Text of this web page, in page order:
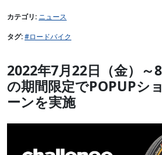
カテゴリ: ニュース
タグ:#ロードバイク
2022年7月22日（金）～8
の期間限定でPOPUPシ
ーンを実施